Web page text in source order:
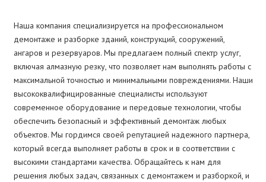
Наша компания специализируется на профессиональном
демонтаже и разборке зданий, конструкций, сооружений,
ангаров и резервуаров. Мы предлагаем полный спектр услуг,
включая алмазную резку, что позволяет нам выполнять работы с
максимальной точностью и минимальными повреждениями. Наши
высококвалифицированные специалисты используют
современное оборудование и передовые технологии, чтобы
обеспечить безопасный и эффективный демонтаж любых
объектов. Мы гордимся своей репутацией надежного партнера,
который всегда выполняет работы в срок и в соответствии с
высокими стандартами качества. Обращайтесь к нам для
решения любых задач, связанных с демонтажем и разборкой, и